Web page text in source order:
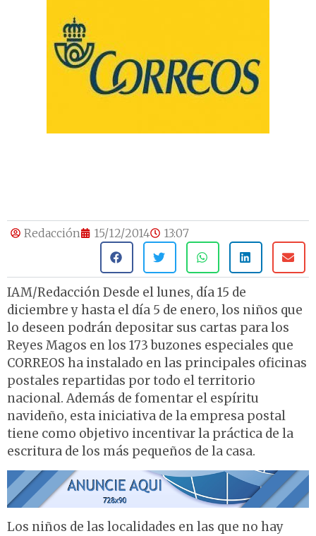
Redacción 15/12/2014 13:07
IAM/Redacción Desde el lunes, día 15 de
diciembre y hasta el día 5 de enero, los niños que
lo deseen podrán depositar sus cartas para los
Reyes Magos en los 173 buzones especiales que
CORREOS ha instalado en las principales oficinas
postales repartidas por todo el territorio
nacional. Además de fomentar el espíritu
navideño, esta iniciativa de la empresa postal
tiene como objetivo incentivar la práctica de la
escritura de los más pequeños de la casa.
Los niños de las localidades en las que no hay